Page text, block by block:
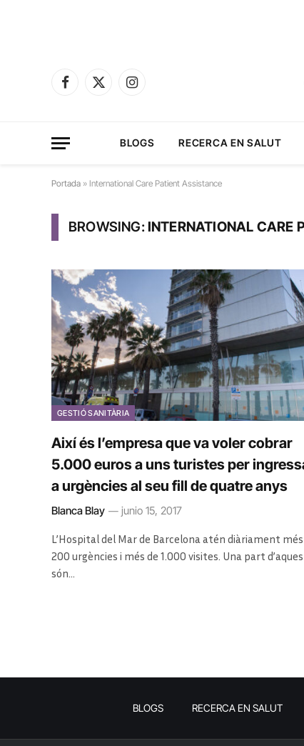
Facebook
X
Instagram
BLOGS RECERCA EN SALUT
Portada » International Care Patient Assistance
BROWSING:INTERNATIONAL CARE
GESTIÓ SANITÀRIA
Així és l’empresa que va voler cobrar
5.000 euros a uns turistes per
a urgències al seu fill de quatre anys
Blanca Blay junio 15, 2017
L’Hospital del Mar de Barcelona atén diàriament més
200 urgències i més de 1.000 visites. Una part
són…
BLOGS RECERCA EN SALUT